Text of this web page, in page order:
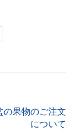
の果物のご注文
について